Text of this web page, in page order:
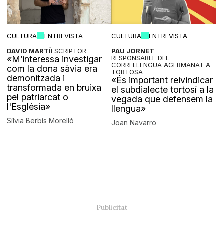
CULTURA
ENTREVISTA
DAVID MARTÍESCRIPTOR
«M’interessa investigar
com la dona sàvia era
demonitzada i
transformada en bruixa
pel patriarcat o
l'Església»
Sílvia Berbís Morelló
CULTURA
ENTREVISTA
PAU JORNET
RESPONSABLE DEL
CORRELLENGUA AGERMANAT A
TORTOSA
«És important reivindicar
el subdialecte tortosí a la
vegada que defensem la
llengua»
Joan Navarro